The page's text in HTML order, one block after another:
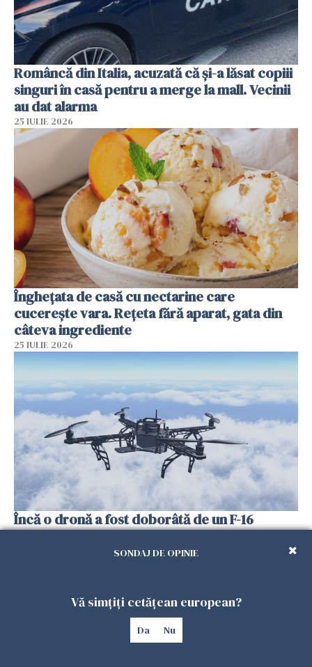
Româncă din Italia, acuzată că și-a lăsat copiii
singuri în casă pentru a merge la mall. Vecinii
au dat alarma
25 IULIE 2026
Înghețata de casă cu nectarine care
cucerește vara. Rețeta fără aparat, gata din
câteva ingrediente
25 IULIE 2026
Încă o dronă a fost doborâtă de un F-16
românesc după ce a intrat ilegal în spațiul
aerian al RomânieiSONDAJ DE OPINIE
Vă simțiți cetățean european?
Da Nu